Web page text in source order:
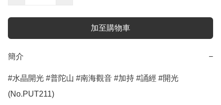
加至購物車
簡介 −
#水晶開光 #普陀山 #南海觀音 #加持 #誦經 #開光
(No.PUT211)